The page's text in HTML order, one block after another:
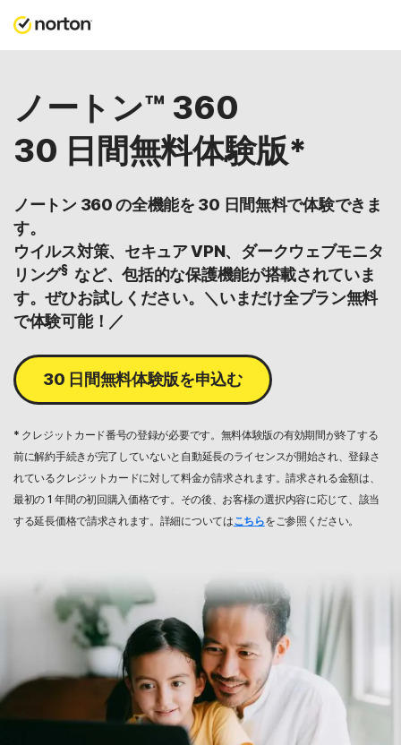
ノートン™ 360
30 日間無料体験版*
ノートン 360 の全機能を 30 日間無料で体験できま
す。
ウイルス対策、セキュア VPN、ダークウェブモニタ
リング§など、包括的な保護機能が搭載されていま
す。ぜひお試しください。＼いまだけ全プラン無料
で体験可能！／
30 日間無料体験版を申込む
* クレジットカード番号の登録が必要です。無料体験版の有効期間が終了する
前に解約手続きが完了していないと自動延長のライセンスが開始され、登録さ
れているクレジットカードに対して料金が請求されます。請求される金額は、
最初の 1 年間の初回購入価格です。その後、お客様の選択内容に応じて、該当
する延長価格で請求されます。詳細についてはこちらをご参照ください。